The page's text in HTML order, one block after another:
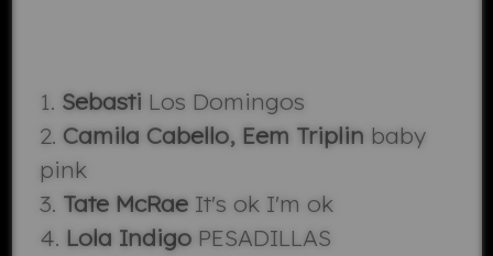
1. Sebasti Los Domingos
2. Camila Cabello, Eem Triplin baby
pink
3. Tate McRaeIt's ok I'm ok
4. Lola IndigoPESADILLAS